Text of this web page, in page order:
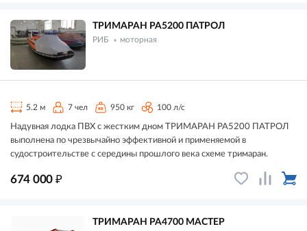
ТРИМАРАН РА5200 ПАТРОЛ
РИБ моторная
5.2 м 7 чел 950 кг 100 л/с
Надувная лодка ПВХ с жестким дном ТРИМАРАН РА5200 ПАТРОЛ
выполнена по чрезвычайно эффективной и применяемой в
судостроительстве с середины прошлого века схеме тримаран.
674 000 ₽
ТРИМАРАН РА4700 МАСТЕР